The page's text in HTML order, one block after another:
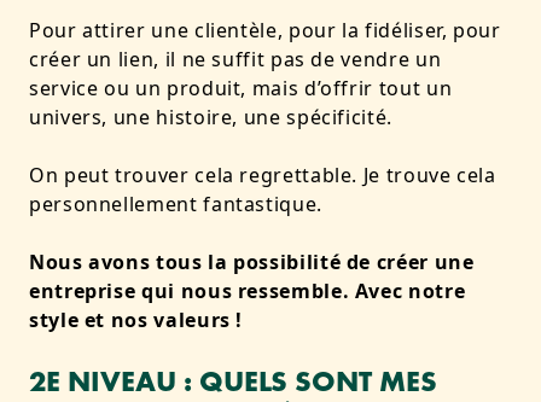
Pour attirer une clientèle, pour la fidéliser, pour
créer un lien, il ne suffit pas de vendre un
service ou un produit, mais d’offrir tout un
univers, une histoire, une spécificité.
On peut trouver cela regrettable. Je trouve cela
personnellement fantastique.
Nous avons tous la possibilité de créer une
entreprise qui nous ressemble. Avec notre
style et nos valeurs !
2E NIVEAU : QUELS SONT MES